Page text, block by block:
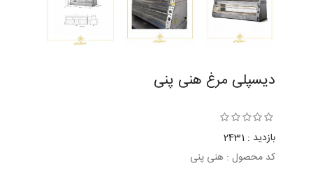
دیسپلی مرغ هنی پنی
بازدید : 2431
کد محصول : هنی پنی